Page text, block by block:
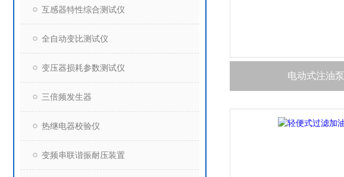
互感器特性综合测试仪
全自动变比测试仪
变压器损耗参数测试仪
三倍频发生器
热继电器校验仪
变频串联谐振耐压装置
电动式注油泵